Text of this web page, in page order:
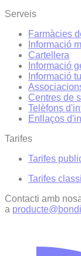
Serveis
Farmàcies
Informació
Cartellera
Informació
Informació
Centres de
Telèfons
Enllaços
Tarifes
Tarifes
Tarifes
Contacti amb
a